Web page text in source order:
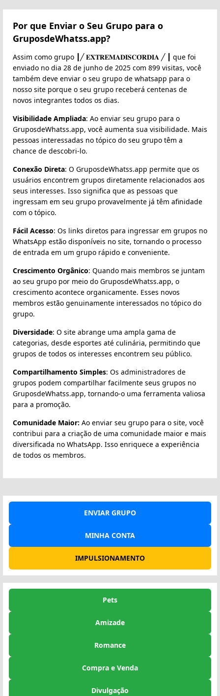
Por que Enviar o Seu Grupo para o
GruposdeWhatss.app?
Assim como grupo ┃╱ 𝐄𝐗𝐓𝐑𝐄𝐌𝐀𝐃𝐈𝐒𝐂𝐎́𝐑𝐃𝐈𝐀 ╱ ┃ que foi
enviado no dia 28 de junho de 2025 com 899 visitas, você
também deve enviar o seu grupo de whatsapp para o
nosso site porque o seu grupo receberá centenas de
novos integrantes todos os dias.
Visibilidade Ampliada: Ao enviar seu grupo para o
GruposdeWhatss.app, você aumenta sua visibilidade. Mais
pessoas interessadas no tópico do seu grupo têm a
chance de descobri-lo.
Conexão Direta: O GruposdeWhatss.app permite que os
usuários encontrem grupos diretamente relacionados aos
seus interesses. Isso significa que as pessoas que
ingressam em seu grupo provavelmente já têm afinidade
com o tópico.
Fácil Acesso: Os links diretos para ingressar em grupos no
WhatsApp estão disponíveis no site, tornando o processo
de entrada em um grupo rápido e conveniente.
Crescimento Orgânico: Quando mais membros se juntam
ao seu grupo por meio do GruposdeWhatss.app, o
crescimento acontece organicamente. Esses novos
membros estão genuinamente interessados no tópico do
grupo.
Diversidade: O site abrange uma ampla gama de
categorias, desde esportes até culinária, permitindo que
grupos de todos os interesses encontrem seu público.
Compartilhamento Simples: Os administradores de
grupos podem compartilhar facilmente seus grupos no
GruposdeWhatss.app, tornando-o uma ferramenta valiosa
para a promoção.
Comunidade Maior: Ao enviar seu grupo para o site, você
contribui para a criação de uma comunidade maior e mais
diversificada no WhatsApp. Isso enriquece a experiência
de todos os membros.
ENVIAR GRUPO
MINHA CONTA
IMPULSIONAMENTO
Pets
Amizade
Romance
Compra e Venda
Divulgação